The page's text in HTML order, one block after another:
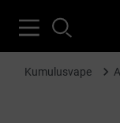
Kumulusvape